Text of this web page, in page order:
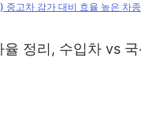
중고차 감가 대비 효율 높은 차종